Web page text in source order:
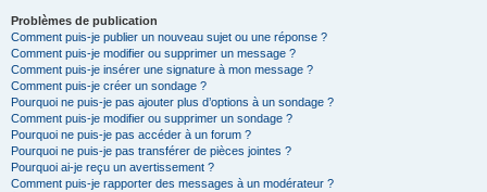
Problèmes de publication
Comment puis-je publier un nouveau sujet ou une réponse ?
Comment puis-je modifier ou supprimer un message ?
Comment puis-je insérer une signature à mon message ?
Comment puis-je créer un sondage ?
Pourquoi ne puis-je pas ajouter plus d’options à un sondage ?
Comment puis-je modifier ou supprimer un sondage ?
Pourquoi ne puis-je pas accéder à un forum ?
Pourquoi ne puis-je pas transférer de pièces jointes ?
Pourquoi ai-je reçu un avertissement ?
Comment puis-je rapporter des messages à un modérateur ?